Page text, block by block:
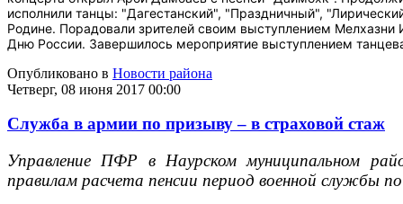
исполнили танцы: "Дагестанский", "Праздничный",
Родине. Порадовали зрителей своим выступлением
Дню России. Завершилось мероприятие выступлением
Опубликовано в Новости района
Четверг, 08 июня 2017 00:00
Служба в армии по призыву – в страховой стаж
Управление ПФР в Наурском муниципальном
правилам расчета пенсии период военной службы